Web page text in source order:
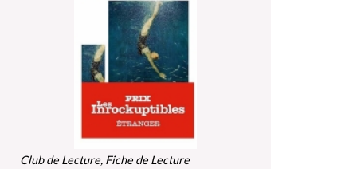
Club de Lecture, Fiche de Lecture